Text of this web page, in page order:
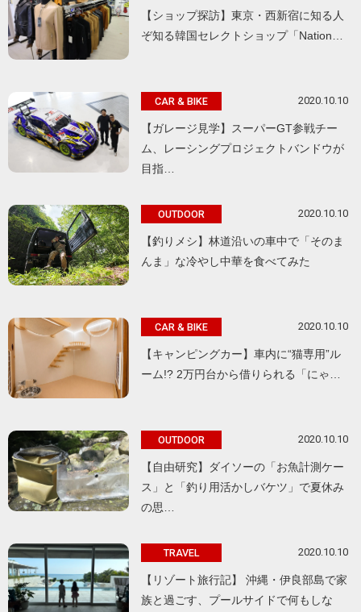
【ショップ探訪】東京・西新宿に知る人
ぞ知る韓国セレクトショップ「Nation…
CAR & BIKE 2020.10.10
【ガレージ見学】スーパーGT参戦チー
ム、レーシングプロジェクトバンドウが
目指…
OUTDOOR 2020.10.10
【釣りメシ】林道沿いの車中で「そのま
んま」な冷やし中華を食べてみた
CAR & BIKE 2020.10.10
【キャンピングカー】車内に“猫専用”ル
ーム!? 2万円台から借りられる「にゃ…
OUTDOOR 2020.10.10
【自由研究】ダイソーの「お魚計測ケー
ス」と「釣り用活かしバケツ」で夏休み
の思…
TRAVEL 2020.10.10
【リゾート旅行記】 沖縄・伊良部島で家
族と過ごす、プールサイドで何もしな